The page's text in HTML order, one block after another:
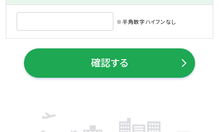
※半角数字ハイフンなし
確認する